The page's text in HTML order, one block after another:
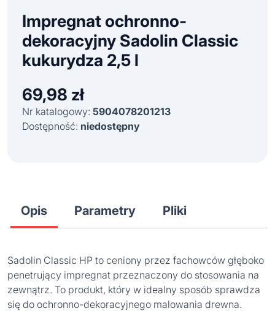
Impregnat ochronno-
dekoracyjny Sadolin Classic
kukurydza 2,5 l
69,98 zł
Nr katalogowy: 5904078201213
Dostępność: niedostępny
Opis Parametry Pliki
Sadolin Classic HP to ceniony przez fachowców głęboko
penetrujący impregnat przeznaczony do stosowania na
zewnątrz. To produkt, który w idealny sposób sprawdza
się do ochronno-dekoracyjnego malowania drewna.